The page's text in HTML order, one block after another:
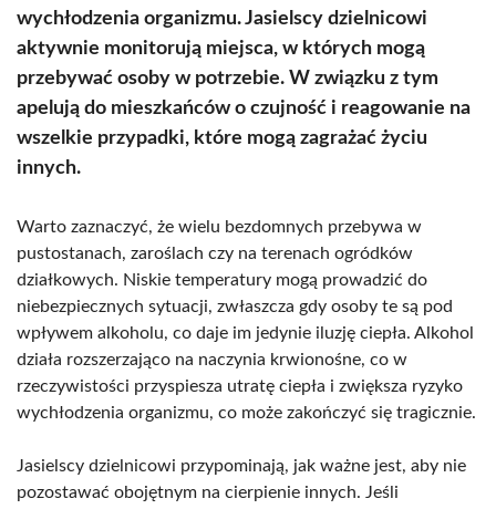
wychłodzenia organizmu. Jasielscy dzielnicowi
aktywnie monitorują miejsca, w których mogą
przebywać osoby w potrzebie. W związku z tym
apelują do mieszkańców o czujność i reagowanie na
wszelkie przypadki, które mogą zagrażać życiu
innych.
Warto zaznaczyć, że wielu bezdomnych przebywa w
pustostanach, zaroślach czy na terenach ogródków
działkowych. Niskie temperatury mogą prowadzić do
niebezpiecznych sytuacji, zwłaszcza gdy osoby te są pod
wpływem alkoholu, co daje im jedynie iluzję ciepła. Alkohol
działa rozszerzająco na naczynia krwionośne, co w
rzeczywistości przyspiesza utratę ciepła i zwiększa ryzyko
wychłodzenia organizmu, co może zakończyć się tragicznie.
Jasielscy dzielnicowi przypominają, jak ważne jest, aby nie
pozostawać obojętnym na cierpienie innych. Jeśli